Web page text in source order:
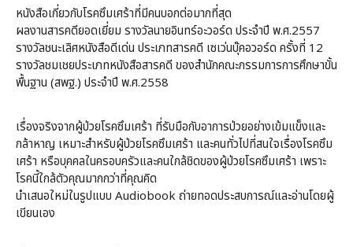
หนังสือเกี่ยวกับโรคซึมเศร้าที่มีคนบอกต่อมากที่สุด
ผลงานสารคดียอดเยี่ยม รางวัลนายอินทร์อะวอร์ด ประจำปี พ.ศ.2557
รางวัลชนะเลิศหนังสือดีเด่น ประเภทสารคดี เซเว่นบุ๊คอวอร์ด ครั้งที่ 12
รางวัลชมเชยประเภทหนังสือสารคดี ของสำนักคณะกรรมการการศึกษาขั้น
พื้นฐาน (สพฐ.) ประจำปี พ.ศ.2558
เรื่องจริงจากผู้ป่วยโรคซึมเศร้า ที่รับมือกับอาการป่วยอย่างเข้มแข็งและ
กล้าหาญ เหมาะสำหรับผู้ป่วยโรคซึมเศร้า และคนทั่วไปที่สนใจเรื่องโรคซึม
เศร้า หรือบุคคลในครอบครัวและคนใกล้ชิดของผู้ป่วยโรคซึมเศร้า เพราะ
โรคนี้ใกล้ตัวคุณมากกว่าที่คุณคิด
นำเสนอใหม่ในรูปแบบ Audiobook ถ่ายทอดประสบการณ์และอ่านโดยผู้
เขียนเอง